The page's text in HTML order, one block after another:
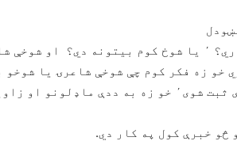
ایا تاسو ته په دې کې شوخي ښکاري؟ ٬ یا شوخ کوم
خو زه فکر کوم چې شوخې شاعرۍ یا
لوستونکو کې په اصلي بڼه نه دی ثبت شوی٬ خو زه به
څو خبرې کول په کار دي.